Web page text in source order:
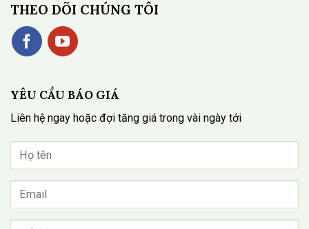
THEO DÕI CHÚNG TÔI
YÊU CẦU BÁO GIÁ
Liên hệ ngay hoặc đợi tăng giá trong vài ngày tới